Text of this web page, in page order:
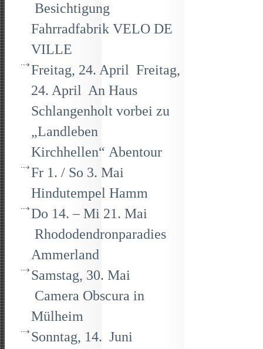
Besichtigung
Fahrradfabrik VELO DE
VILLE
Freitag, 24. April Freitag,
24. April An Haus
Schlangenholt vorbei zu
„Landleben
Kirchhellen“ Abentour
Fr 1. / So 3. Mai
Hindutempel Hamm
Do 14. – Mi 21. Mai
Rhododendronparadies
Ammerland
Samstag, 30. Mai
Camera Obscura in
Mülheim
Sonntag, 14. Juni